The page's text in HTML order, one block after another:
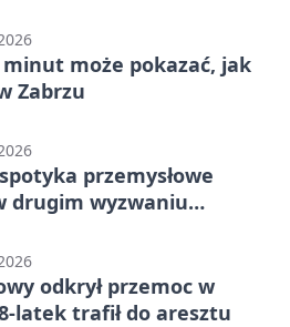
minut może pokazać, jak
Zabrzu
przemysłowe
drugim wyzwaniu
odkrył przemoc w
latek trafił do aresztu